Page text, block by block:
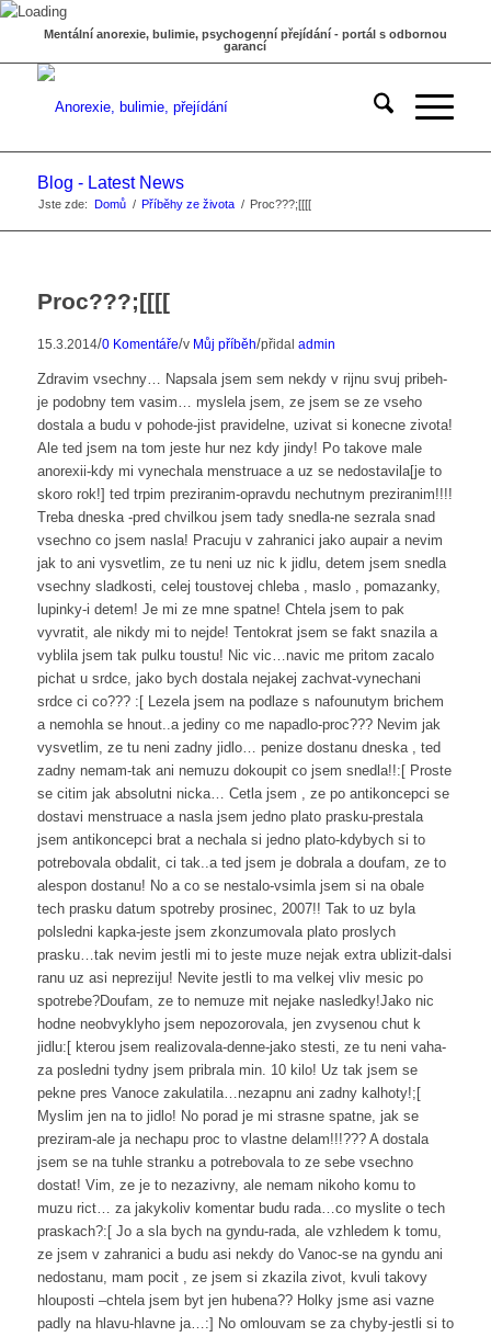
Mentální anorexie, bulimie, psychogenní přejídání - portál s odbornou
garancí
Blog - Latest News
Jste zde: Domů / Příběhy ze života / Proc???;[[[[
Proc???;[[[[
15.3.2014/0 Komentáře/v Můj příběh/přidal admin
Zdravim vsechny… Napsala jsem sem nekdy v rijnu svuj pribeh-
je podobny tem vasim… myslela jsem, ze jsem se ze vseho
dostala a budu v pohode-jist pravidelne, uzivat si konecne zivota!
Ale ted jsem na tom jeste hur nez kdy jindy! Po takove male
anorexii-kdy mi vynechala menstruace a uz se nedostavila[je to
skoro rok!] ted trpim preziranim-opravdu nechutnym preziranim!!!!
Treba dneska -pred chvilkou jsem tady snedla-ne sezrala snad
vsechno co jsem nasla! Pracuju v zahranici jako aupair a nevim
jak to ani vysvetlim, ze tu neni uz nic k jidlu, detem jsem snedla
vsechny sladkosti, celej toustovej chleba , maslo , pomazanky,
lupinky-i detem! Je mi ze mne spatne! Chtela jsem to pak
vyvratit, ale nikdy mi to nejde! Tentokrat jsem se fakt snazila a
vyblila jsem tak pulku toustu! Nic vic…navic me pritom zacalo
pichat u srdce, jako bych dostala nejakej zachvat-vynechani
srdce ci co??? :[ Lezela jsem na podlaze s nafounutym brichem
a nemohla se hnout..a jediny co me napadlo-proc??? Nevim jak
vysvetlim, ze tu neni zadny jidlo… penize dostanu dneska , ted
zadny nemam-tak ani nemuzu dokoupit co jsem snedla!!:[ Proste
se citim jak absolutni nicka… Cetla jsem , ze po antikoncepci se
dostavi menstruace a nasla jsem jedno plato prasku-prestala
jsem antikoncepci brat a nechala si jedno plato-kdybych si to
potrebovala obdalit, ci tak..a ted jsem je dobrala a doufam, ze to
alespon dostanu! No a co se nestalo-vsimla jsem si na obale
tech prasku datum spotreby prosinec, 2007!! Tak to uz byla
polsledni kapka-jeste jsem zkonzumovala plato proslych
prasku…tak nevim jestli mi to jeste muze nejak extra ublizit-dalsi
ranu uz asi nepreziju! Nevite jestli to ma velkej vliv mesic po
spotrebe?Doufam, ze to nemuze mit nejake nasledky!Jako nic
hodne neobvyklyho jsem nepozorovala, jen zvysenou chut k
jidlu:[ kterou jsem realizovala-denne-jako stesti, ze tu neni vaha-
za posledni tydny jsem pribrala min. 10 kilo! Uz tak jsem se
pekne pres Vanoce zakulatila…nezapnu ani zadny kalhoty!;[
Myslim jen na to jidlo! No porad je mi strasne spatne, jak se
preziram-ale ja nechapu proc to vlastne delam!!!??? A dostala
jsem se na tuhle stranku a potrebovala to ze sebe vsechno
dostat! Vim, ze je to nezazivny, ale nemam nikoho komu to
muzu rict… za jakykoliv komentar budu rada…co myslite o tech
praskach?:[ Jo a sla bych na gyndu-rada, ale vzhledem k tomu,
ze jsem v zahranici a budu asi nekdy do Vanoc-se na gyndu ani
nedostanu, mam pocit , ze jsem si zkazila zivot, kvuli takovy
hlouposti –chtela jsem byt jen hubena?? Holky jsme asi vazne
padly na hlavu-hlavne ja…:] No omlouvam se za chyby-jestli si to